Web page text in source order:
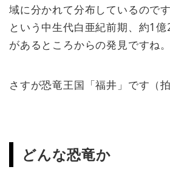
域に分かれて分布しているので
という中生代白亜紀前期、約1
があるところからの発見ですね。
さすが恐竜王国「福井」です（拍
どんな恐竜か